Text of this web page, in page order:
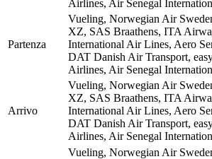
Airlines, Air Senegal
Partenza
Vueling, Norwegian Air
XZ, SAS Braathens, ITA
International Air Lines, Aero
DAT Danish Air Transport,
Airlines, Air Senegal
Arrivo
Vueling, Norwegian Air
XZ, SAS Braathens, ITA
International Air Lines, Aero
DAT Danish Air Transport,
Airlines, Air Senegal
Vueling, Norwegian Air